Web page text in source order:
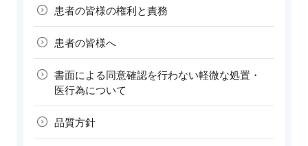
患者の皆様の権利と責務
患者の皆様へ
書面による同意確認を行わない軽微な処置・
医行為について
品質方針